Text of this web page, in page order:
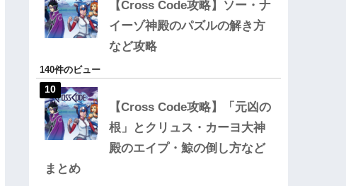
【Cross Code攻略】ソー・ナ
イーゾ神殿のパズルの解き方
など攻略
140件のビュー
【Cross Code攻略】「元凶の
根」とクリュス・カーヨ大神
殿のエイプ・鯨の倒し方など
まとめ